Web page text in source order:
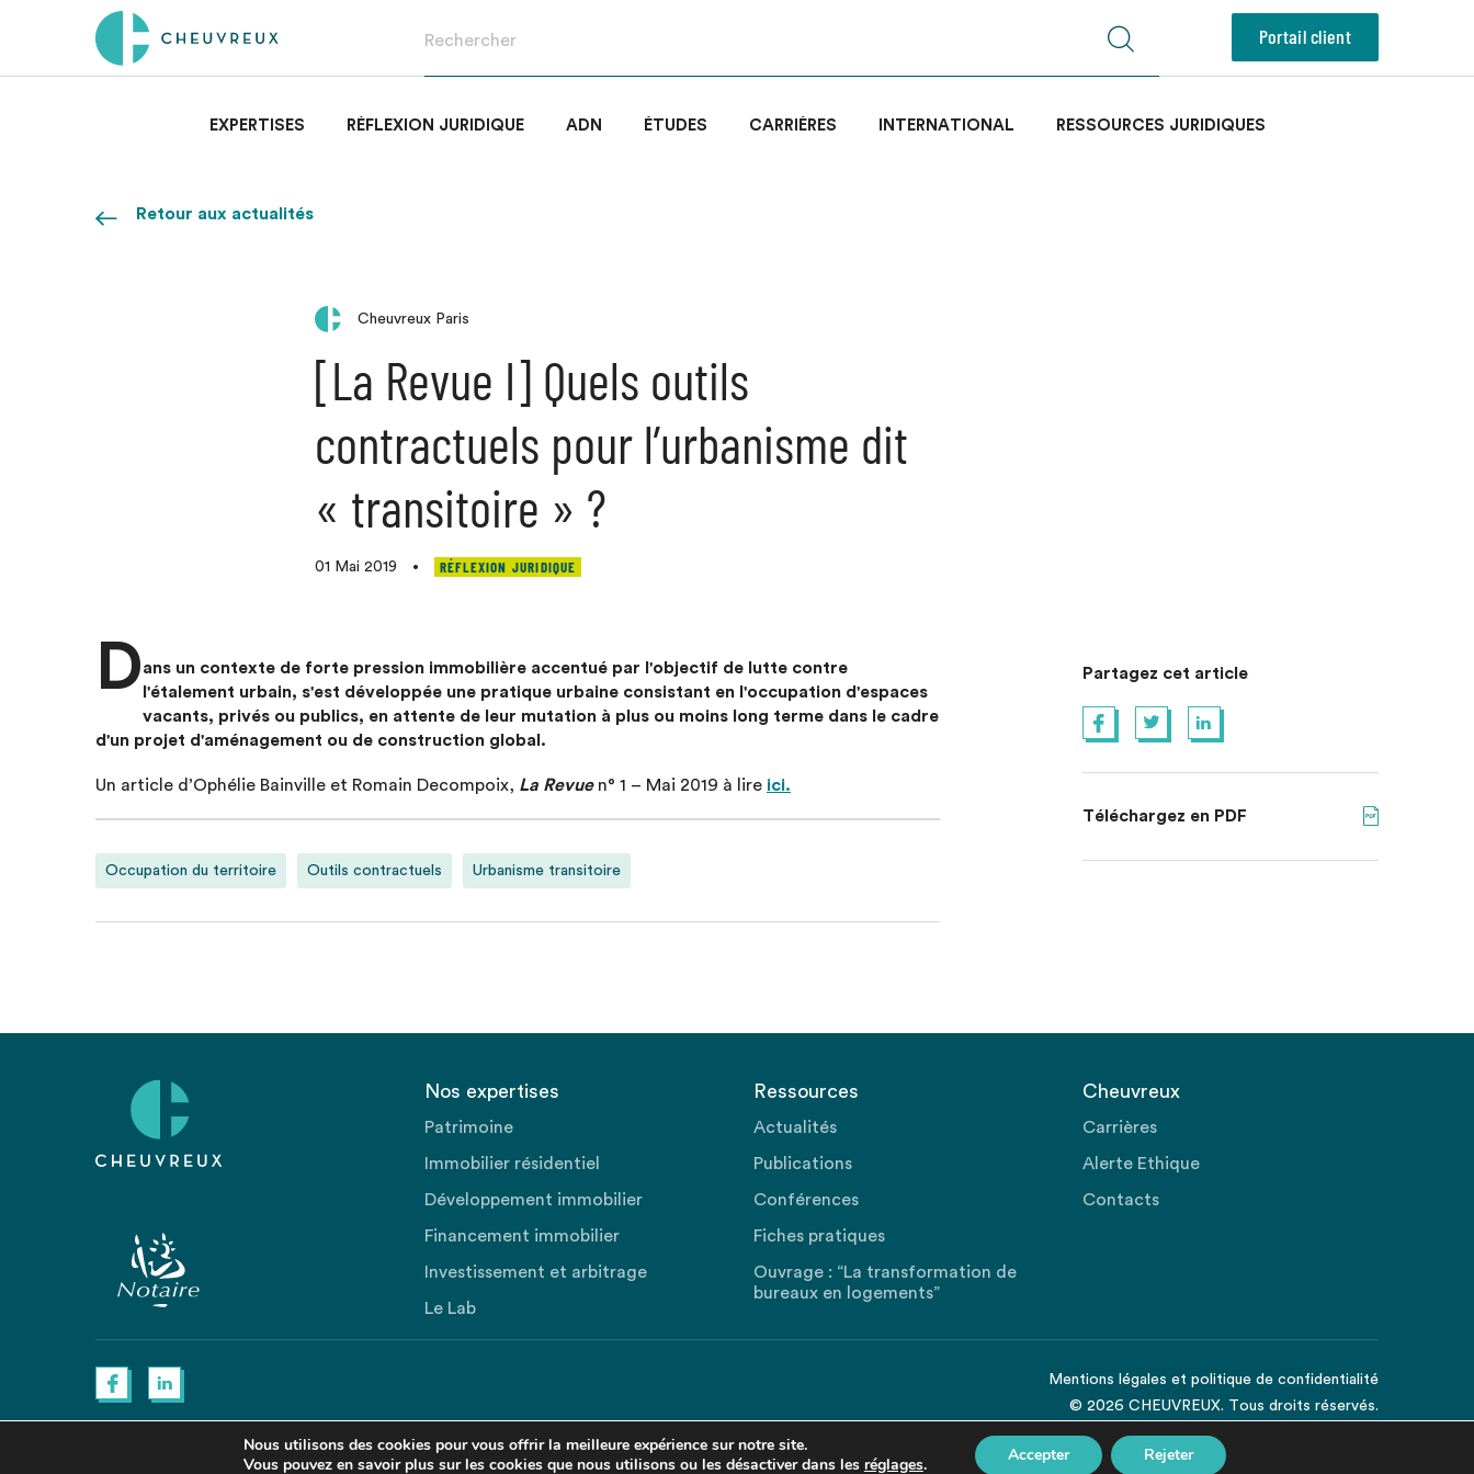
Portail client
EXPERTISES RÉFLEXION JURIDIQUE ADN ÉTUDES CARRIÈRES INTERNATIONAL RESSOURCES JURIDIQUES
Retour aux actualités
Cheuvreux Paris
[La Revue I] Quels outils
contractuels pour l’urbanisme dit
« transitoire » ?
01 Mai 2019 • RÉFLEXION JURIDIQUE
Dans un contexte de forte pression immobilière accentué par l'objectif de lutte contre
l'étalement urbain, s'est développée une pratique urbaine consistant en l'occupation d'espaces
vacants, privés ou publics, en attente de leur mutation à plus ou moins long terme dans le cadre
d'un projet d'aménagement ou de construction global.
Un article d’Ophélie Bainville et Romain Decompoix, La Revuen° 1 – Mai 2019 à lire ici.
Occupation du territoire Outils contractuels Urbanisme transitoire
Partagez cet article
Téléchargez en PDF
Nos expertises
Patrimoine
Immobilier résidentiel
Développement immobilier
Financement immobilier
Investissement et arbitrage
Le Lab
Ressources
Actualités
Publications
Conférences
Fiches pratiques
Ouvrage : “La transformation de
bureaux en logements”
Cheuvreux
Carrières
Alerte Ethique
Contacts
Mentions légales et politique de confidentialité
© 2026 CHEUVREUX. Tous droits réservés.
Revenir en haut de la page
Nous utilisons des cookies pour vous offrir la meilleure expérience sur notre site.
Vous pouvez en savoir plus sur les cookies que nous utilisons ou les désactiver dans les réglages. Accepter Rejeter